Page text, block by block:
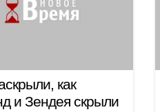
как
и Зендея скрыли